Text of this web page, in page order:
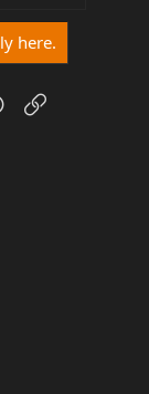
here.
WhatsApp